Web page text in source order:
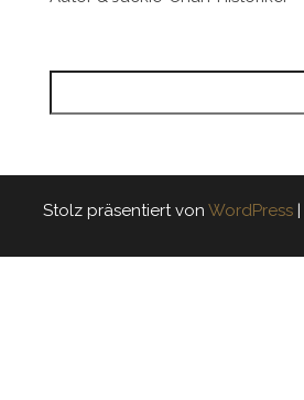
Stolz präsentiert von WordPress |